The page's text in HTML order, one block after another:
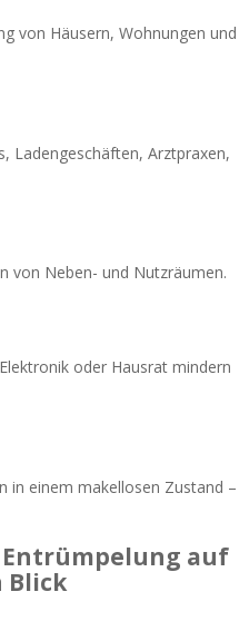
von Häusern, Wohnungen und
Ladengeschäften, Arztpraxen,
von Neben- und Nutzräumen.
oder Hausrat mindern
in einem makellosen Zustand –
auf
Blick